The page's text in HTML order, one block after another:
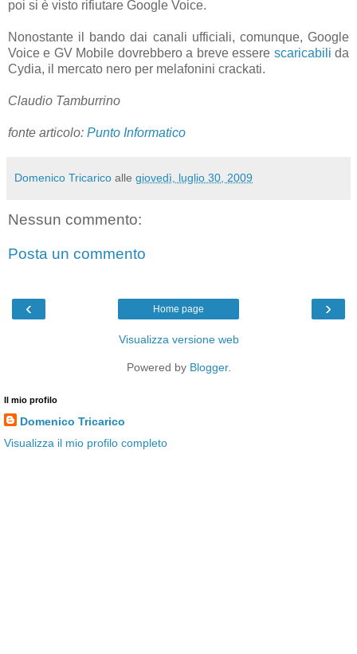
poi si è visto rifiutare Google Voice.
Nonostante il bando dai canali ufficiali, comunque, Google
Voice e GV Mobile dovrebbero a breve essere scaricabili da
Cydia, il mercato nero per melafonini crackati.
Claudio Tamburrino
fonte articolo: Punto Informatico
Domenico Tricarico alle giovedì, luglio 30, 2009
Nessun commento:
Posta un commento
‹ ›
Home page
Visualizza versione web
Powered by Blogger.
Il mio profilo
Domenico Tricarico
Visualizza il mio profilo completo